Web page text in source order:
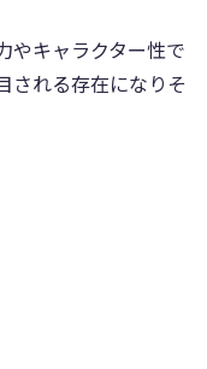
やキャラクター性で
される存在になりそ